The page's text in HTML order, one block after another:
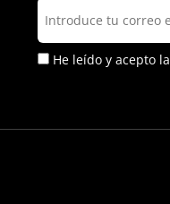
He leído y acepto la